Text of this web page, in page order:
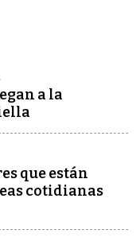
a la
que están
cotidianas